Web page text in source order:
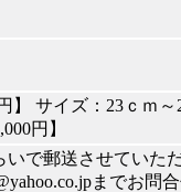
】 サイズ：23ｃｍ～
円】
いで郵送させていた
までお問